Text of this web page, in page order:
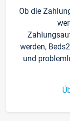
Ob die
werden,
und